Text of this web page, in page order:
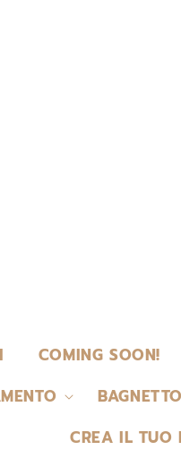
COMING SOON!
CREA IL TUO